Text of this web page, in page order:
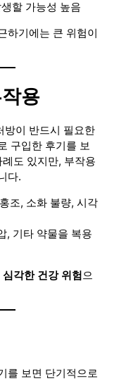
할 가능성 높음
하기에는 큰 위험이
용
방이 반드시 필요한
구입한 후기를 보
도 있지만, 부작용
다.
조, 소화 불량, 시각
, 기타 약물을 복용
심각한 건강 위험으
를 보면 단기적으로